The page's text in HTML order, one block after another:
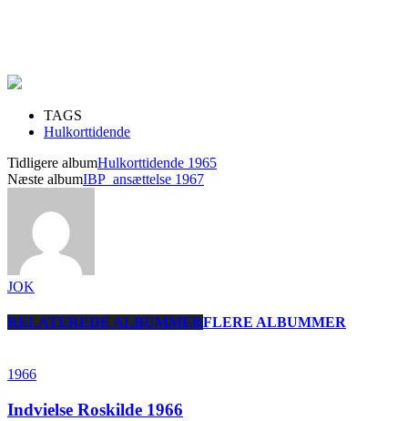
TAGS
Hulkorttidende
Tidligere albumHulkorttidende 1965
Næste albumIBP_ansættelse 1967
JOK
RELATEREDE ALBUMMERFLERE ALBUMMER
1966
Indvielse Roskilde 1966